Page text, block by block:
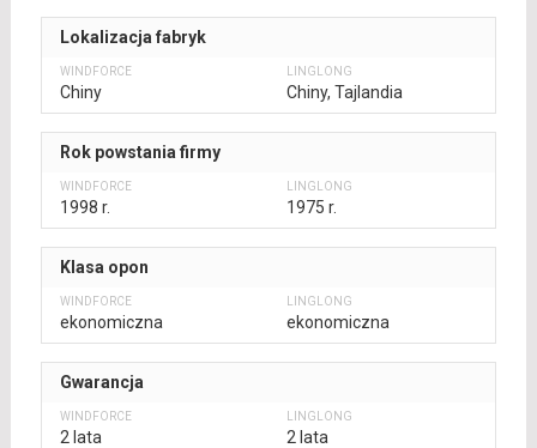
Lokalizacja fabryk
Chiny Chiny, Tajlandia
Rok powstania firmy
1998 r. 1975 r.
Klasa opon
ekonomiczna ekonomiczna
Gwarancja
2 lata 2 lata